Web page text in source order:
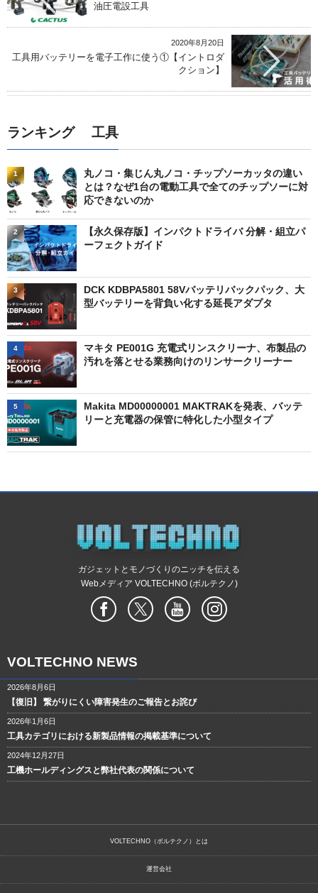
油圧電設工具
2020年8月20日
工具用バッテリーを電子工作に使う①【イントロダ
クション】
ランキング 工具
丸ノコ・集じん丸ノコ・チップソーカッタの違い
とは？なぜ1台の電動工具で全てのチップソーに対
応できないのか
1
【永久保存版】インパクトドライバ 分解・組立パ
ーフェクトガイド
2
DCK KDBPA5801 58Vバッテリバックパック、大
型バッテリーを背負い化する延長アダプタ
3
マキタ PE001G 充電式リンスクリーナ、布製品の
汚れを落とせる業務向けのリンサークリーナー
4
Makita MD00000001 MAKTRAKを発表、バッテ
リーと充電器の保管に特化した小型タイプ
5
ガジェットとモノづくりのニッチを伝える
Webメディア VOLTECHNO (ボルテクノ)
VOLTECHNO NEWS
2026年8月6日
【復旧】 繋がりにくい障害発生のご報告とお詫び
2026年1月6日
工具カテゴリにおける新製品情報の掲載基準について
2024年12月27日
工機ホールディングスと弊社代表の関係について
VOLTECHNO（ボルテクノ）とは
運営会社